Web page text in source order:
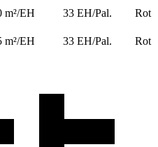
m²/EH 33 EH/Pal. Rot
m²/EH 33 EH/Pal. Rot